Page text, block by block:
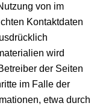
von im
Kontaktdaten
wird
der Seiten
im Falle der
etwa durch